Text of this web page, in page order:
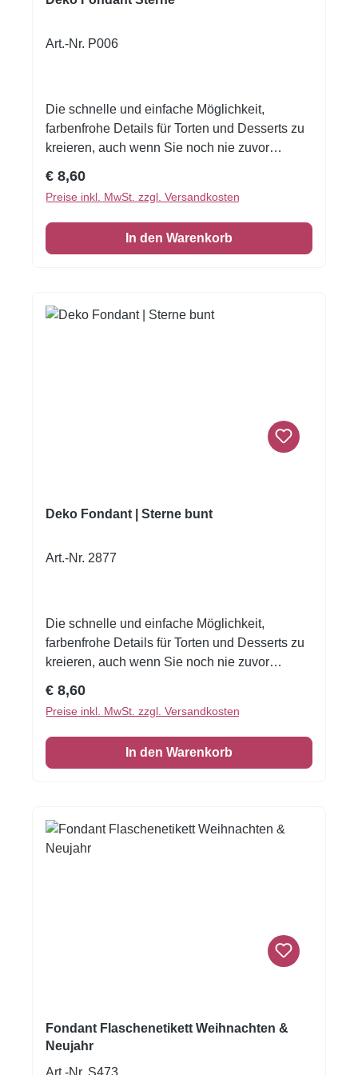
Art.-Nr. P006
Die schnelle und einfache Möglichkeit,
farbenfrohe Details für Torten und Desserts zu
kreieren, auch wenn Sie noch nie zuvor
schneiden oder stanzen Sie jede beliebige
Form - keine Vorbereitung. Fondantfolie hat
einen leichten, süßen Geschmack. Auch das
Einschlagen von Keksen oder Kuchen ist
Regulärer Preis:
€ 8,60
Preise inkl. MwSt. zzgl. Versandkosten
In den Warenkorb
Deko Fondant | Sterne bunt
Art.-Nr. 2877
Die schnelle und einfache Möglichkeit,
farbenfrohe Details für Torten und Desserts zu
kreieren, auch wenn Sie noch nie zuvor
schneiden oder stanzen Sie nahezu jede Form
- keine Vorbereitung. Schneiden und platzieren
Sie Ihre Dekorationen in Minuten. Fondantfolie
hat einen leichten, süßen Geschmack. Auch
Regulärer Preis:
€ 8,60
Preise inkl. MwSt. zzgl. Versandkosten
In den Warenkorb
Fondant Flaschenetikett Weihnachten &
Neujahr
Art.-Nr. S473